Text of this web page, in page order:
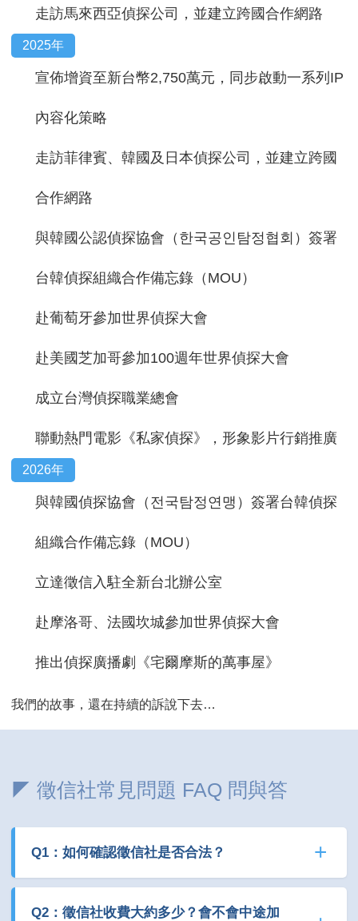
走訪馬來西亞偵探公司，並建立跨國合作網路
2025年
宣佈增資至新台幣2,750萬元，同步啟動一系列IP
內容化策略
走訪菲律賓、韓國及日本偵探公司，並建立跨國
合作網路
與韓國公認偵探協會（한국공인탐정협회）簽署
台韓偵探組織合作備忘錄（MOU）
赴葡萄牙參加世界偵探大會
赴美國芝加哥參加100週年世界偵探大會
成立台灣偵探職業總會
聯動熱門電影《私家偵探》，形象影片行銷推廣
2026年
與韓國偵探協會（전국탐정연맹）簽署台韓偵探
組織合作備忘錄（MOU）
立達徵信入駐全新台北辦公室
赴摩洛哥、法國坎城參加世界偵探大會
推出偵探廣播劇《宅爾摩斯的萬事屋》
我們的故事，還在持續的訴說下去…
◤ 徵信社常見問題 FAQ 問與答
Q1：如何確認徵信社是否合法？
Q2：徵信社收費大約多少？會不會中途加